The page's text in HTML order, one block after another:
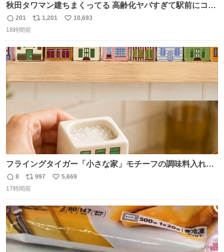
秋田タワマン建ちまくってる 高齢化ヤバすぎて駅前にコン
パクトシティつくって高齢者を住ませる考えらしい 病院も
全部駅前にある
返
信
201
リ
ト
数
1,201
い
数
10,693
18時間前
フライングタイガー「小さな家」モチーフの調味料入れ、
並べれば“デンマークの街並み”に ピンク・グリーン・テラ
コッタの全9種 - fashion-press.net/news/149552
返
信
8
リ
ポ
ト
数
997
い
数
5,669
17時間前